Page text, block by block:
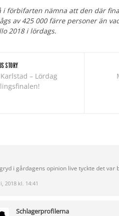
i förbifarten nämna att den där
av 425 000 färre personer än
2018 i lördags.
STORY
– Lördag
2018 kl. 14:41
i gårdagens opinion live tyckte det var
Schlagerprofilerna